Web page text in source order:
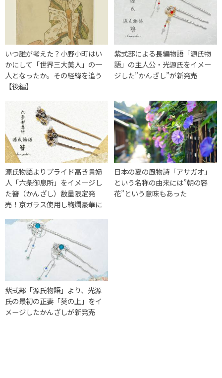
いつ誰が考えた？小野小町はい
かにして「世界三大美人」の一
人となったか。その経緯を追う
【後編】
紫式部による長編物語「源氏物
語」の主人公・光源氏をイメー
ジした”かんざし”が新発売
源氏物語よりプライド高き貴婦
人「六条御息所」をイメージし
た簪（かんざし）数量限定発
売！京ガラス使用し絢爛豪華に
日本の夏の風物詩「アサガオ」
という名称の由来には”朝の容
花”という意味もあった
紫式部「源氏物語」より、光源
氏の最初の正妻「葵の上」をイ
メージしたかんざしが新発売